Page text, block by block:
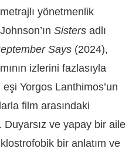
yönetmenlik
Sisters adlı
Says (2024),
izlerini fazlasıyla
eşi Yorgos Lanthimos’un
film arasındaki
ve yapay bir aile
bir anlatım ve